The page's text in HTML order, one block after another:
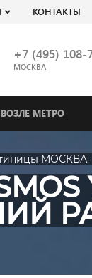
КОНТАКТЫ
+7 (495) 108-
МОСКВА
МЕТРО
МОСКВА